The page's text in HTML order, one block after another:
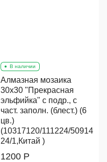
В наличии
Алмазная мозаика
30х30 "Прекрасная
эльфийка" с подр., с
част. заполн. (блест.) (6
цв.)
(10317120/111224/50914
24/1,Китай )
1200 Р